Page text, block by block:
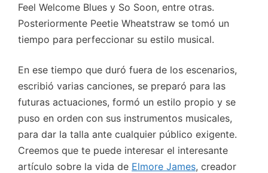
Feel Welcome Blues y So Soon, entre otras.
Posteriormente Peetie Wheatstraw se tomó un
tiempo para perfeccionar su estilo musical.
En ese tiempo que duró fuera de los escenarios,
escribió varias canciones, se preparó para las
futuras actuaciones, formó un estilo propio y se
puso en orden con sus instrumentos musicales,
para dar la talla ante cualquier público exigente.
Creemos que te puede interesar el interesante
artículo sobre la vida de Elmore James, creador